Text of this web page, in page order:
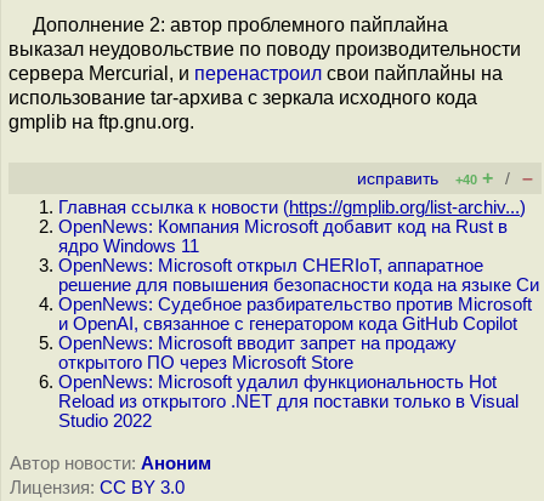
Дополнение 2: автор проблемного пайплайна
выказал неудовольствие по поводу производительности
сервера Mercurial, и перенастроил свои пайплайны на
использование tar-архива с зеркала исходного кода
gmplib на ftp.gnu.org.
исправить +40 + / –
Главная ссылка к новости (https://gmplib.org/list-archiv...)
OpenNews: Компания Microsoft добавит код на Rust в
ядро Windows 11
OpenNews: Microsoft открыл CHERIoT, аппаратное
решение для повышения безопасности кода на языке Си
OpenNews: Судебное разбирательство против Microsoft
и OpenAI, связанное с генератором кода GitHub Copilot
OpenNews: Microsoft вводит запрет на продажу
открытого ПО через Microsoft Store
OpenNews: Microsoft удалил функциональность Hot
Reload из открытого .NET для поставки только в Visual
Studio 2022
Автор новости: Аноним
Лицензия: CC BY 3.0